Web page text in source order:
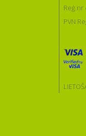
Reģ.nr
PVN